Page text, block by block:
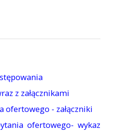
z załącznikami
ofertowego - załączniki
ofertowego- wykaz